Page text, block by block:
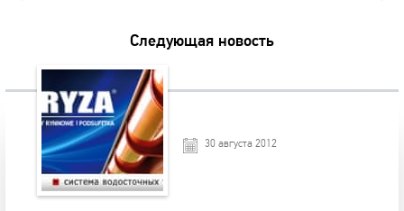
Следующая новость
30 августа 2012